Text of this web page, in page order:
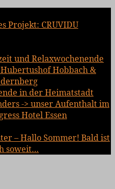
Projekt: CRUVIDU
und Relaxwochenende
Hobbach &
in der Heimatstadt
-> unser Aufenthalt im
Hotel Essen
– Hallo Sommer! Bald ist
soweit…